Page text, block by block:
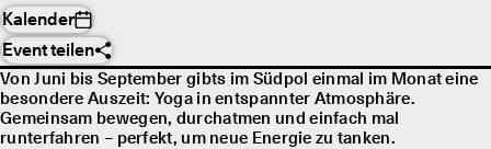
Kalender
Event teilen
Von Juni bis September gibts im Südpol einmal im Monat eine
besondere Auszeit: Yoga in entspannter Atmosphäre.
Gemeinsam bewegen, durchatmen und einfach mal
runterfahren – perfekt, um neue Energie zu tanken.